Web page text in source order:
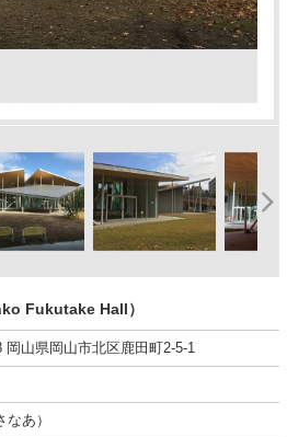
Fukutake Hall）
岡山県岡山市北区鹿田町2-5-1
あ）